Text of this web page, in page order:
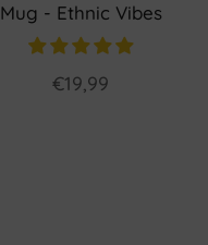
Mug - Ethnic Vibes
€19,99